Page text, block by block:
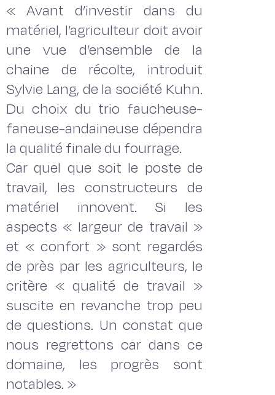
« Avant d’investir dans du
matériel, l’agriculteur doit avoir
une vue d’ensemble de la
chaine de récolte, introduit
Sylvie Lang, de la société Kuhn.
Du choix du trio faucheuse-
faneuse-andaineuse dépendra
la qualité finale du fourrage.
Car quel que soit le poste de
travail, les constructeurs de
matériel innovent. Si les
aspects « largeur de travail »
et « confort » sont regardés
de près par les agriculteurs, le
critère « qualité de travail »
suscite en revanche trop peu
de questions. Un constat que
nous regrettons car dans ce
domaine, les progrès sont
notables. »